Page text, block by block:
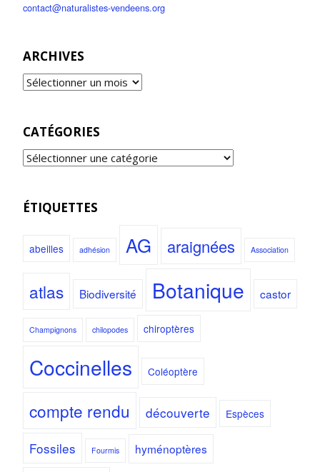
contact@naturalistes-vendeens.org
ARCHIVES
CATÉGORIES
ÉTIQUETTES
abeilles adhésion AG araignées Association
atlas Biodiversité Botanique castor
Champignons chilopodes chiroptères
Coccinelles Coléoptère
compte rendu découverte Espèces
Fossiles Fourmis hyménoptères